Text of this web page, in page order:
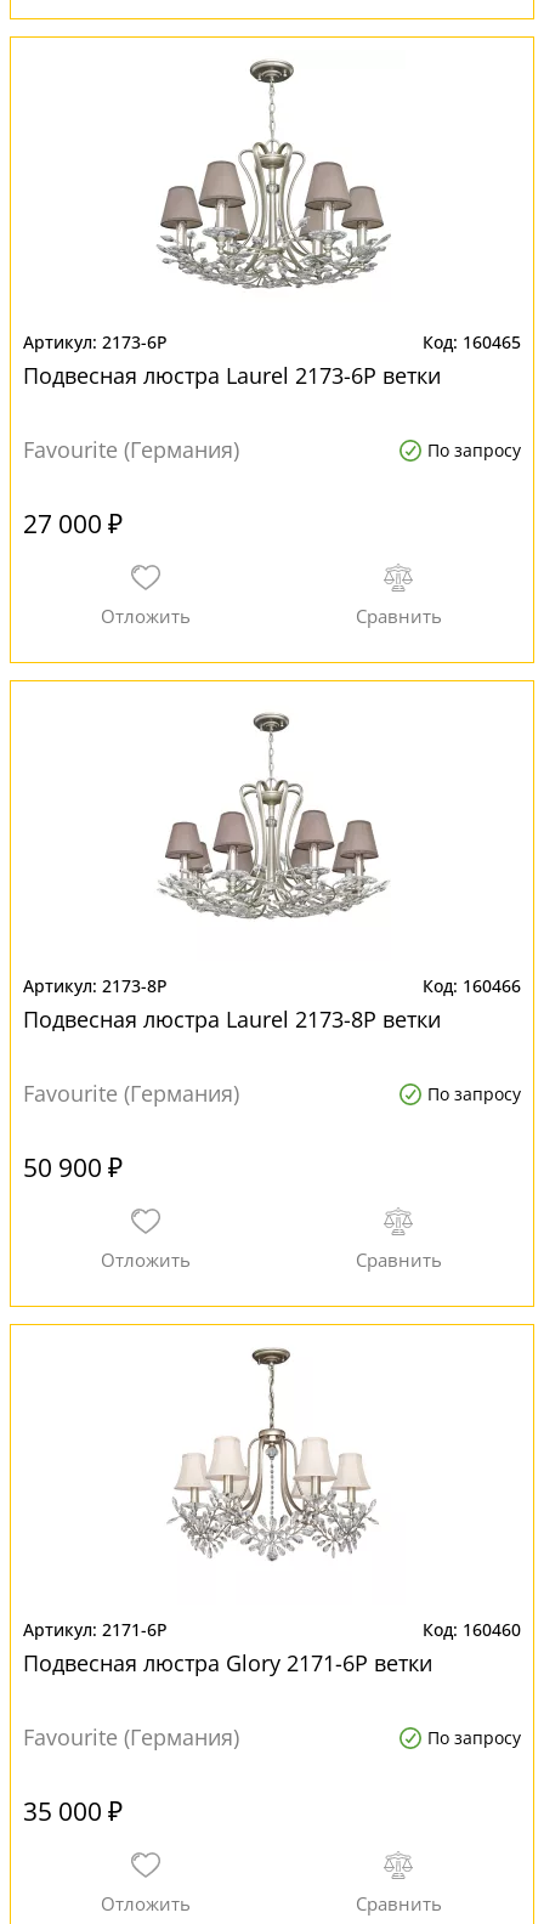
2173-6P 160465
Подвесная люстра Laurel 2173-6P ветки
Favourite (Германия) По запросу
27 000 ₽
2173-8P 160466
Подвесная люстра Laurel 2173-8P ветки
Favourite (Германия) По запросу
50 900 ₽
2171-6P 160460
Подвесная люстра Glory 2171-6P ветки
Favourite (Германия) По запросу
35 000 ₽